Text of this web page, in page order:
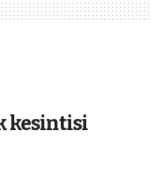
kesintisi